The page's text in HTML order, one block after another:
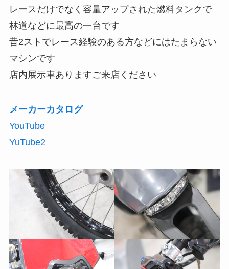
レースだけでなく容量アップされた燃料タンクで
林道などに最高の一台です
昔2ストでレース経験のある方などにはたまらない
マシンです
店内展示車ありますご来店ください
メーカーカタログ
YouTube
YuTube2